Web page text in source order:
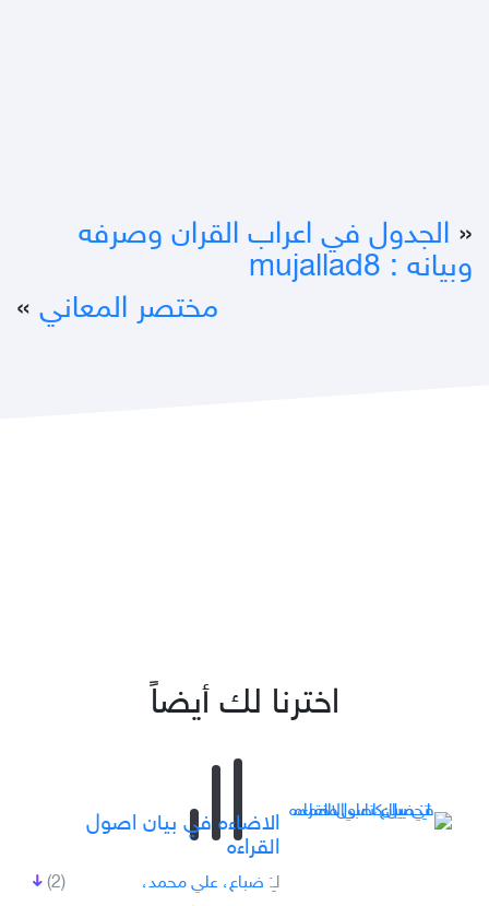
« الجدول في اعراب القران وصرفه
وبيانه : mujallad8
مختصر المعاني »
اخترنا لك أيضاً
الاضاءه في بيان اصول
القراءه
(2) لـِ: ضباع، علي محمد،